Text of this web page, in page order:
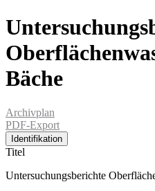
Bäche
Archivplan
PDF-Export
Identifikation
Titel
Untersuchungsberichte